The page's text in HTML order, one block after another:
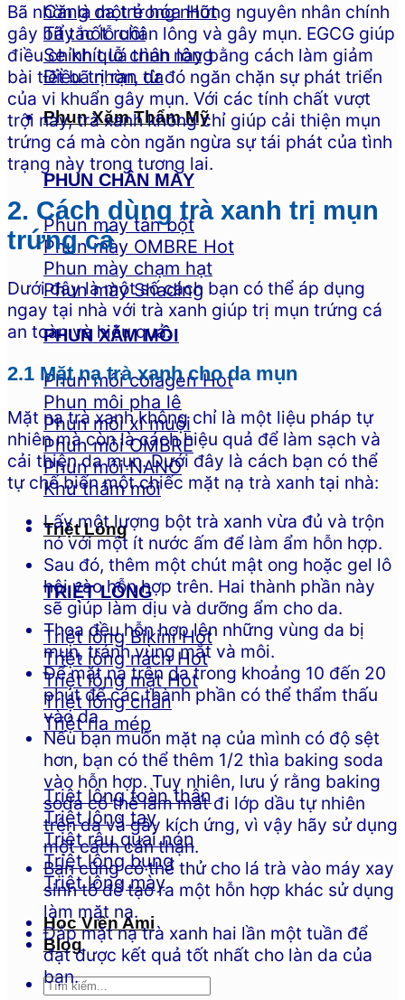
Căng da trẻ hóa
Tẩy nốt ruồi
Se khít lỗ chân lông
Điều trị rạn da
Phun Xăm Thẩm Mỹ
PHUN CHÂN MÀY
Phun mày tán bột
Phun mày OMBRE
Phun mày chạm hạt
Phun mày Shading
PHUN XĂM MÔI
Phun môi colagen
Phun môi pha lê
Phun môi xí muội
Phun môi OMBRE
Phun môi NANO
Khử thâm môi
Triệt Lông
TRIỆT LÔNG
Triệt lông Bikini
Triệt lông nách
Triệt lông mặt
Triệt lông chân
Triệt ria mép
Triệt lông toàn thân
Triệt lông tay
Triệt râu quai nón
Triệt lông bụng
Triệt lông mày
Học Viện Ami
Blog
Bã nhờn là một trong những nguyên nhân chính
gây bít tắc lỗ chân lông và gây mụn. EGCG giúp
điều chỉnh quá trình này bằng cách làm giảm
bài tiết bã nhờn, từ đó ngăn chặn sự phát triển
của vi khuẩn gây mụn. Với các tính chất vượt
trội này, trà xanh không chỉ giúp cải thiện mụn
trứng cá mà còn ngăn ngừa sự tái phát của tình
trạng này trong tương lai.
2. Cách dùng trà xanh trị mụn
trứng cá
Dưới đây là một số cách bạn có thể áp dụng
ngay tại nhà với trà xanh giúp trị mụn trứng cá
an toàn và hiệu quả:
2.1 Mặt nạ trà xanh cho da mụn
Mặt nạ trà xanh không chỉ là một liệu pháp tự
nhiên mà còn là cách hiệu quả để làm sạch và
cải thiện da mụn. Dưới đây là cách bạn có thể
tự chế biến một chiếc mặt nạ trà xanh tại nhà:
Lấy một lượng bột trà xanh vừa đủ và trộn
nó với một ít nước ấm để làm ẩm hỗn hợp.
Sau đó, thêm một chút mật ong hoặc gel lô
hội vào hỗn hợp trên. Hai thành phần này
sẽ giúp làm dịu và dưỡng ẩm cho da.
Thoa đều hỗn hợp lên những vùng da bị
mụn, tránh vùng mắt và môi.
Để mặt nạ trên da trong khoảng 10 đến 20
phút để các thành phần có thể thẩm thấu
vào da.
Nếu bạn muốn mặt nạ của mình có độ sệt
hơn, bạn có thể thêm 1/2 thìa baking soda
vào hỗn hợp. Tuy nhiên, lưu ý rằng baking
soda có thể làm mất đi lớp dầu tự nhiên
trên da và gây kích ứng, vì vậy hãy sử dụng
một cách cẩn thận.
Bạn cũng có thể thử cho lá trà vào máy xay
sinh tố để tạo ra một hỗn hợp khác sử dụng
làm mặt nạ.
Đắp mặt nạ trà xanh hai lần một tuần để
đạt được kết quả tốt nhất cho làn da của
bạn.